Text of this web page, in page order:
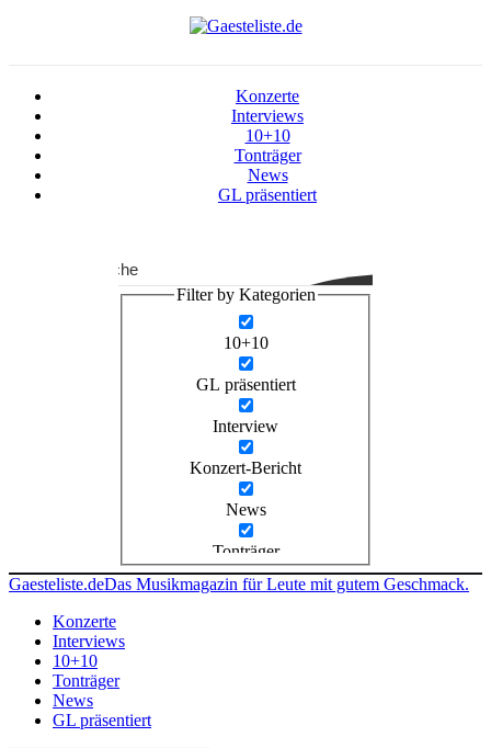
Konzerte
Interviews
10+10
Tonträger
News
GL präsentiert
Suche
Filter by Kategorien
10+10
GL präsentiert
Interview
Konzert-Bericht
News
Tonträger
Gaesteliste.deDas Musikmagazin für Leute mit gutem Geschmack.
Konzerte
Interviews
10+10
Tonträger
News
GL präsentiert